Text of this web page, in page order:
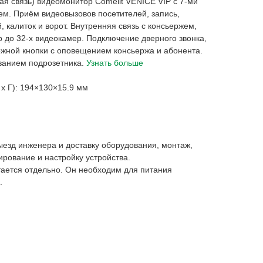
Приём видеовызовов посетителей, запись,
калиток и ворот. Внутренняя связь с консьержем,
32-х видеокамер. Подключение дверного звонка,
кнопки с оповещением консьержа и абонента.
подрозетника. Узнать больше
Г): 194×130×15.9 мм
инженера и доставку оборудования, монтаж,
и настройку устройства.
отдельно. Он необходим для питания